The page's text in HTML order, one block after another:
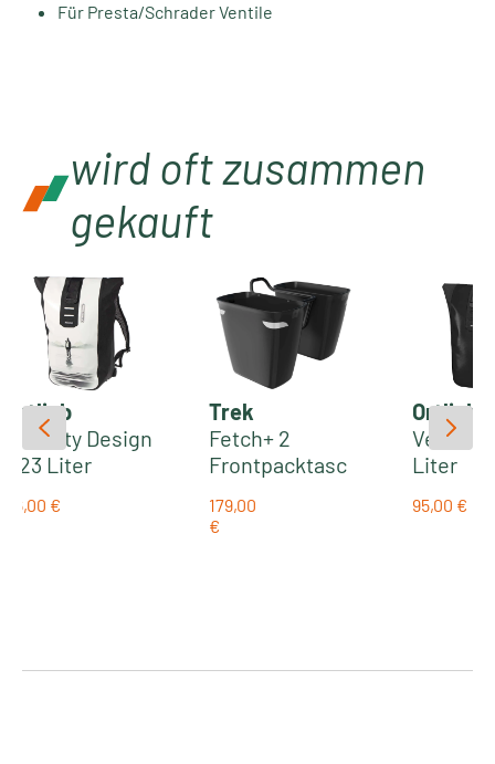
Für Presta/Schrader Ventile
wird oft zusammen
gekauft
Ortlieb
Velocity Design
- 23 Liter
Fahrradrucksac
Regulärer Preis:
96,00 €
Trek
Fetch+ 2
Frontpacktasc
black
Regulärer Preis:
179,00
€
Ortlieb
Velocity
Liter
95,00 €